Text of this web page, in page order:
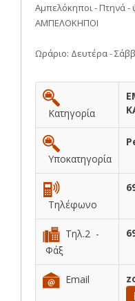
Αμπελόκηποι - Πτηνά -
ΑΜΠΕΛΟΚΗΠΟΙ
Ωράριο: Δευτέρα -
Κατηγορία
Υποκατηγορία
Τηλέφωνο
Τηλ.2 -
Φάξ
Email